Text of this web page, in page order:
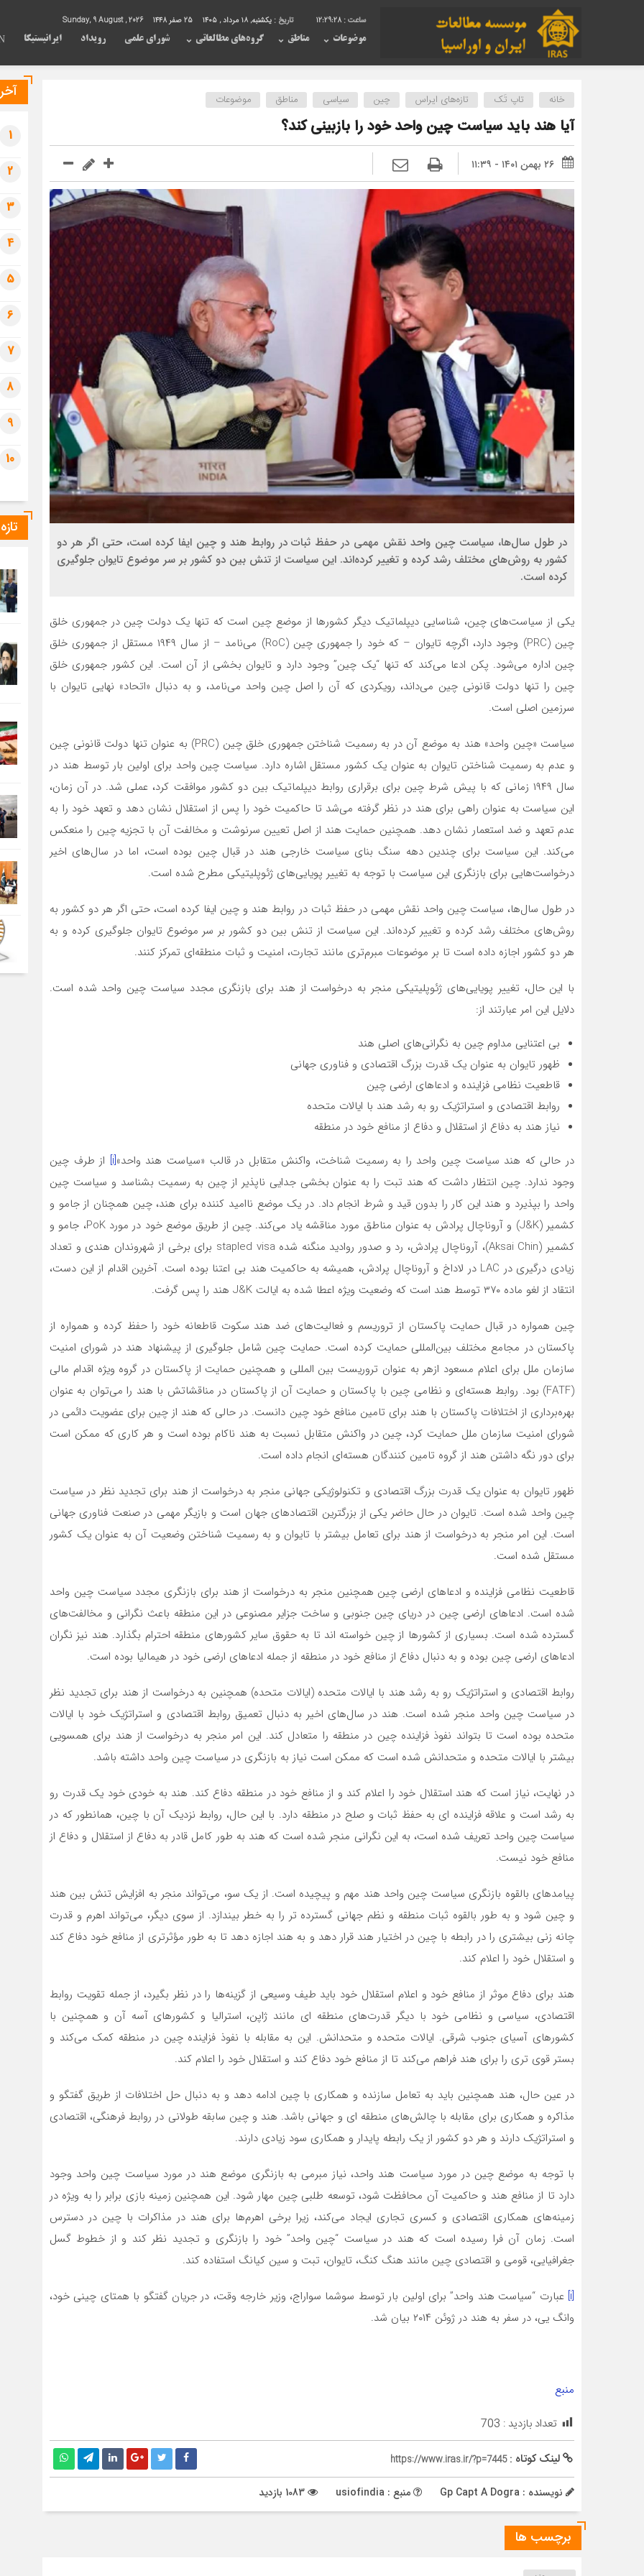
12:29:29 تاریخ : یکشنبه, ۱۸ مرداد , ۱۴۰۵ 25 صفر 1448
موضوعات مناطق گروه‌های مطالعاتی شورای علمی رویداد ایرانیستیکا
خانه تاپ تَک تازه‌های ایراس چین سیاسی مناطق موضوعات
آیا هند باید سیاست چین واحد خود را بازبینی کند؟
۲۶ بهمن ۱۴۰۱ - ۱۱:۳۹
در طول سال‌ها، سیاست چین واحد نقش مهمی در حفظ ثبات در روابط هند و چین ایفا کرده است، حتی اگر هر دو
کشور به روش‌های مختلف رشد کرده و تغییر کرده‌اند. این سیاست از تنش بین دو کشور بر سر موضوع تایوان جلوگیری
کرده است.
یکی از سیاست‌های چین، شناسایی دیپلماتیک دیگر کشورها از موضع چین است که تنها یک دولت چین در جمهوری خلق
چین (PRC) وجود دارد، اگرچه تایوان – که خود را جمهوری چین (RoC) می‌نامد – از سال ۱۹۴۹ مستقل از جمهوری خلق
چین اداره می‌شود. پکن ادعا می‌کند که تنها “یک چین” وجود دارد و تایوان بخشی از آن است. این کشور جمهوری خلق
چین را تنها دولت قانونی چین می‌داند، رویکردی که آن را اصل چین واحد می‌نامد، و به دنبال «اتحاد» نهایی تایوان با
سرزمین اصلی است.
سیاست «چین واحد» هند به موضع آن در به رسمیت شناختن جمهوری خلق چین (PRC) به عنوان تنها دولت قانونی چین
و عدم به رسمیت شناختن تایوان به عنوان یک کشور مستقل اشاره دارد. سیاست چین واحد برای اولین بار توسط هند در
سال ۱۹۴۹ زمانی که با پیش شرط چین برای برقراری روابط دیپلماتیک بین دو کشور موافقت کرد، عملی شد. در آن زمان،
این سیاست به عنوان راهی برای هند در نظر گرفته می‌شد تا حاکمیت خود را پس از استقلال نشان دهد و تعهد خود را به
عدم تعهد و ضد استعمار نشان دهد. همچنین حمایت هند از اصل تعیین سرنوشت و مخالفت آن با تجزیه چین را منعکس
می‌کند. این سیاست برای چندین دهه سنگ بنای سیاست خارجی هند در قبال چین بوده است، اما در سال‌های اخیر
درخواست‌هایی برای بازنگری این سیاست با توجه به تغییر پویایی‌های ژئوپلیتیکی مطرح شده است.
در طول سال‌ها، سیاست چین واحد نقش مهمی در حفظ ثبات در روابط هند و چین ایفا کرده است، حتی اگر هر دو کشور به
روش‌های مختلف رشد کرده و تغییر کرده‌اند. این سیاست از تنش بین دو کشور بر سر موضوع تایوان جلوگیری کرده و به
هر دو کشور اجازه داده است تا بر موضوعات مبرم‌تری مانند تجارت، امنیت و ثبات منطقه‌ای تمرکز کنند.
با این حال، تغییر پویایی‌های ژئوپلیتیکی منجر به درخواست از هند برای بازنگری مجدد سیاست چین واحد شده است.
دلایل این امر عبارتند از:
بی اعتنایی مداوم چین به نگرانی‌های اصلی هند
ظهور تایوان به عنوان یک قدرت بزرگ اقتصادی و فناوری جهانی
قاطعیت نظامی فزاینده و ادعاهای ارضی چین
روابط اقتصادی و استراتژیک رو به رشد هند با ایالات متحده
نیاز هند به دفاع از استقلال و دفاع از منافع خود در منطقه
در حالی که هند سیاست چین واحد را به رسمیت شناخت، واکنش متقابل در قالب «سیاست هند واحد»[i] از طرف چین
وجود ندارد. چین انتظار داشت که هند تبت را به عنوان بخشی جدایی ناپذیر از چین به رسمیت بشناسد و سیاست چین
واحد را بپذیرد و هند این کار را بدون قید و شرط انجام داد. در یک موضع ناامید کننده برای هند، چین همچنان از جامو و
کشمیر (J&K) و آروناچال پرادش به عنوان مناطق مورد مناقشه یاد می‌کند. چین از طریق موضع خود در مورد PoK، جامو و
کشمیر (Aksai Chin)، آروناچال پرادش، رد و صدور روادید منگنه شده stapled visa برای برخی از شهروندان هندی و تعداد
زیادی درگیری در LAC در لاداخ و آروناچال پرادش، همیشه به حاکمیت هند بی اعتنا بوده است. آخرین اقدام از این دست،
انتقاد از لغو ماده ۳۷۰ توسط هند است که وضعیت ویژه اعطا شده به ایالت J&K هند را پس گرفت.
چین همواره در قبال حمایت پاکستان از تروریسم و ​​فعالیت‌های ضد هند سکوت قاطعانه خود را حفظ کرده و همواره از
پاکستان در مجامع مختلف بین‌المللی حمایت کرده است. حمایت چین شامل جلوگیری از پیشنهاد هند در شورای امنیت
سازمان ملل برای اعلام مسعود ازهر به عنوان تروریست بین المللی و همچنین حمایت از پاکستان در گروه ویژه اقدام مالی
(FATF) بود. روابط هسته‌ای و نظامی چین با پاکستان و حمایت آن از پاکستان در مناقشاتش با هند را می‌توان به عنوان
بهره‌برداری از اختلافات پاکستان با هند برای تامین منافع خود چین دانست. در حالی که هند از چین برای عضویت دائمی در
شورای امنیت سازمان ملل حمایت کرد، چین در واکنش متقابل نسبت به هند ناکام بوده است و هر کاری که ممکن است
برای دور نگه داشتن هند از گروه تامین کنندگان هسته‌ای انجام داده است.
ظهور تایوان به عنوان یک قدرت بزرگ اقتصادی و تکنولوژیکی جهانی منجر به درخواست از هند برای تجدید نظر در سیاست
چین واحد شده است. تایوان در حال حاضر یکی از بزرگترین اقتصادهای جهان است و بازیگر مهمی در صنعت فناوری جهانی
است. این امر منجر به درخواست از هند برای تعامل بیشتر با تایوان و به رسمیت شناختن وضعیت آن به عنوان یک کشور
مستقل شده است.
قاطعیت نظامی فزاینده و ادعاهای ارضی چین همچنین منجر به درخواست از هند برای بازنگری مجدد سیاست چین واحد
شده است. ادعاهای ارضی چین در دریای چین جنوبی و ساخت جزایر مصنوعی در این منطقه باعث نگرانی و مخالفت‌های
گسترده شده است. بسیاری از کشورها از چین خواسته اند تا به حقوق سایر کشورهای منطقه احترام بگذارد. هند نیز نگران
ادعاهای ارضی چین بوده و به دنبال دفاع از منافع خود در منطقه از جمله ادعاهای ارضی خود در هیمالیا بوده است.
روابط اقتصادی و استراتژیک رو به رشد هند با ایالات متحده (ایالات متحده) همچنین به درخواست از هند برای تجدید نظر
در سیاست چین واحد منجر شده است. هند در سال‌های اخیر به دنبال تعمیق روابط اقتصادی و استراتژیک خود با ایالات
متحده بوده است تا بتواند نفوذ فزاینده چین در منطقه را متعادل کند. این امر منجر به درخواست از هند برای همسویی
بیشتر با ایالات متحده و متحدانش شده است که ممکن است نیاز به بازنگری در سیاست چین واحد داشته باشد.
در نهایت، نیاز است که هند استقلال خود را اعلام کند و از منافع خود در منطقه دفاع کند. هند به خودی خود یک قدرت رو
به رشد است و علاقه فزاینده ای به حفظ ثبات و صلح در منطقه دارد. با این حال، روابط نزدیک آن با چین، همانطور که در
سیاست چین واحد تعریف شده است، به این نگرانی منجر شده است که هند به طور کامل قادر به دفاع از استقلال و دفاع از
منافع خود نیست.
پیامدهای بالقوه بازنگری سیاست چین واحد هند مهم و پیچیده است. از یک سو، می‌تواند منجر به افزایش تنش بین هند
و چین شود و به طور بالقوه ثبات منطقه و نظم جهانی گسترده تر را به خطر بیندازد. از سوی دیگر، می‌تواند اهرم و قدرت
چانه زنی بیشتری را در رابطه با چین در اختیار هند قرار دهد و به هند اجازه دهد تا به طور مؤثرتری از منافع خود دفاع کند
و استقلال خود را اعلام کند.
هند برای دفاع موثر از منافع خود و اعلام استقلال خود باید طیف وسیعی از گزینه‌ها را در نظر بگیرد، از جمله تقویت روابط
اقتصادی، سیاسی و نظامی خود با دیگر قدرت‌های منطقه ای مانند ژاپن، استرالیا و کشورهای آسه آن و همچنین با
کشورهای آسیای جنوب شرقی. ایالات متحده و متحدانش. این به مقابله با نفوذ فزاینده چین در منطقه کمک می‌کند و
بستر قوی تری را برای هند فراهم می‌کند تا از منافع خود دفاع کند و استقلال خود را اعلام کند.
در عین حال، هند همچنین باید به تعامل سازنده و همکاری با چین ادامه دهد و به دنبال حل اختلافات از طریق گفتگو و
مذاکره و همکاری برای مقابله با چالش‌های منطقه ای و جهانی باشد. هند و چین سابقه طولانی در روابط فرهنگی، اقتصادی
و استراتژیک دارند و هر دو کشور از یک رابطه پایدار و همکاری سود زیادی دارند.
با توجه به موضع چین در مورد سیاست هند واحد، نیاز مبرمی به بازنگری موضع هند در مورد سیاست چین واحد وجود
دارد تا از منافع هند و حاکمیت آن محافظت شود، توسعه طلبی چین مهار شود. این همچنین زمینه بازی برابر را به ویژه در
زمینه‌های همکاری اقتصادی و کسری تجاری ایجاد می‌کند، زیرا برخی اهرم‌ها برای هند در مذاکرات با چین در دسترس
است. زمان آن فرا رسیده است که هند در سیاست “چین واحد” خود را بازنگری و تجدید نظر کند و از خطوط گسل
جغرافیایی، قومی و اقتصادی چین مانند هنگ کنگ، تایوان، تبت و سین کیانگ استفاده کند.
[i] عبارت “سیاست هند واحد” برای اولین بار توسط سوشما سواراج، وزیر خارجه وقت، در جریان گفتگو با همتای چینی خود،
وانگ یی، در سفر به هند در ژوئن ۲۰۱۴ بیان شد.
منبع
تعداد بازدید : 703
لینک کوتاه :https://www.iras.ir/?p=7445
نویسنده : Gp Capt A Dogra منبع : usiofindia
برچسب ها
1
2
3
4
5
6
7
8
9
10